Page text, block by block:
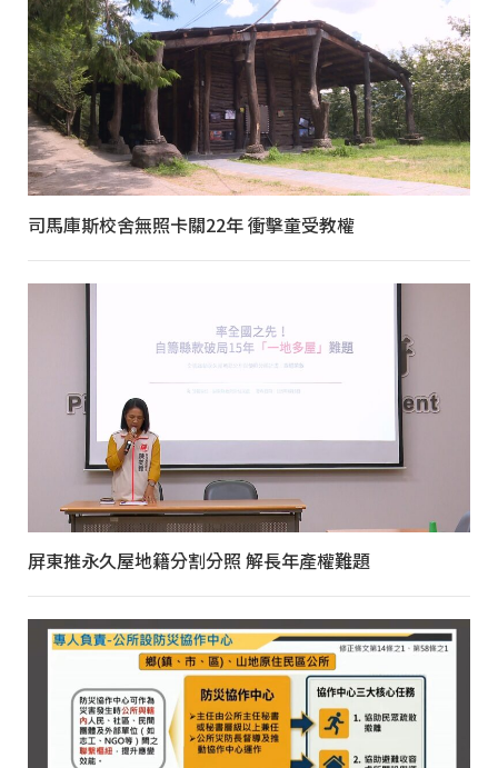
司馬庫斯校舍無照卡關22年 衝擊童受教權
屏東推永久屋地籍分割分照 解長年產權難題